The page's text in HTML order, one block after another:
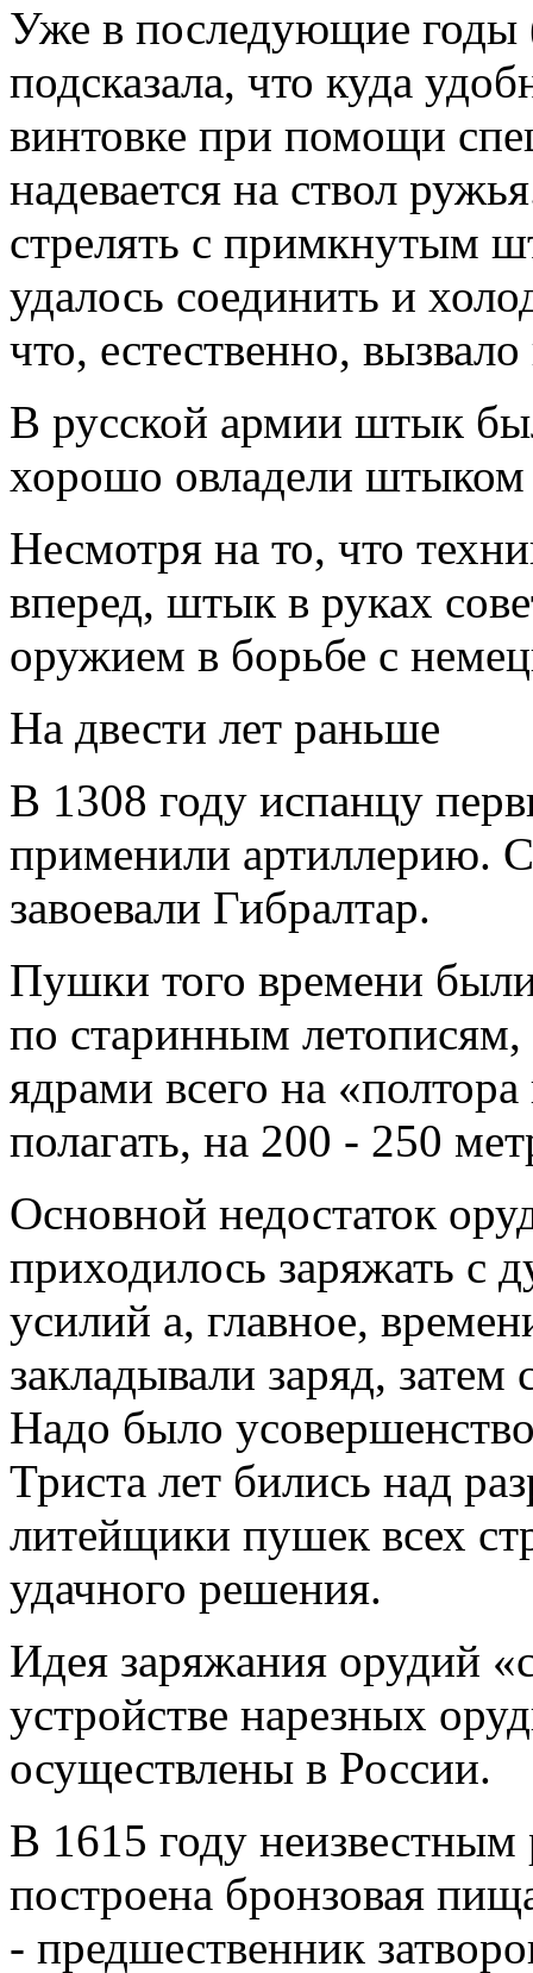
Уже в последующие годы
подсказала, что куда
винтовке при помощи
надевается на ствол
стрелять с примкнутым
удалось соединить и
что, естественно,
В русской армии штык
хорошо овладели штыком
Несмотря на то, что
вперед, штык в руках
оружием в борьбе с
На двести лет раньше
В 1308 году испанцу
применили артиллерию.
завоевали Гибралтар.
Пушки того времени
по старинным
ядрами всего на
полагать, на 200 - 250
Основной недостаток
приходилось заряжать с
усилий а, главное,
закладывали заряд, затем
Надо было
Триста лет бились над
литейщики пушек всех
удачного решения.
Идея заряжания орудий
устройстве нарезных
осуществлены в России.
В 1615 году
построена бронзовая
- предшественник